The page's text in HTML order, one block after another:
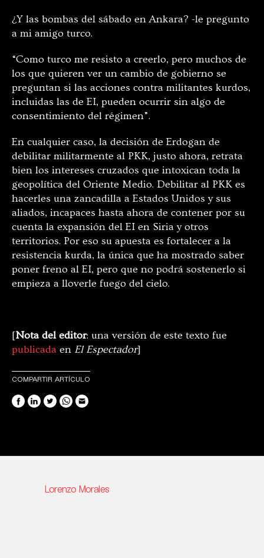
¿Y las bombas del sábado en Ankara? -le pregunto
a mi amigo turco.
“Como turco me resisto a creerlo, pero muchos de
los que quieren ver un cambio de gobierno se
preguntan si las acciones contra militantes kurdos,
incluidas las de EI, pueden ocurrir sin algo de
consentimiento del régimen”.
En cualquier caso, la decisión de Erdogan de
debilitar militarmente al PKK, justo ahora, retrata
bien los intereses cruzados que intoxican toda la
geopolítica del Oriente Medio. Debilitar al PKK es
hacerles una zancadilla a Estados Unidos y sus
aliados, incapaces hasta ahora de contener por su
cuenta la expansión del EI en Siria y otros
territorios. Por eso su apuesta es fortalecer a la
resistencia kurda, la única que ha mostrado saber
poner freno al EI, pero que no podrá sostenerlo si
empieza a lloverle fuego del cielo.
[Nota del editor: una versión de este texto fue
publicada en El Espectador]
COMPARTIR ARTÍCULO
Lorenzo Morales